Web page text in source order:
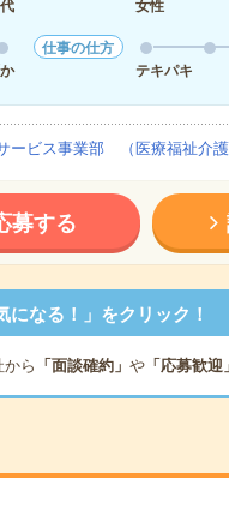
女性
仕事の仕方
テキパキ
ビス事業部 （医療福祉介護
募する
なる！」をクリック！
から 「面談確約」 や「応募歓迎」